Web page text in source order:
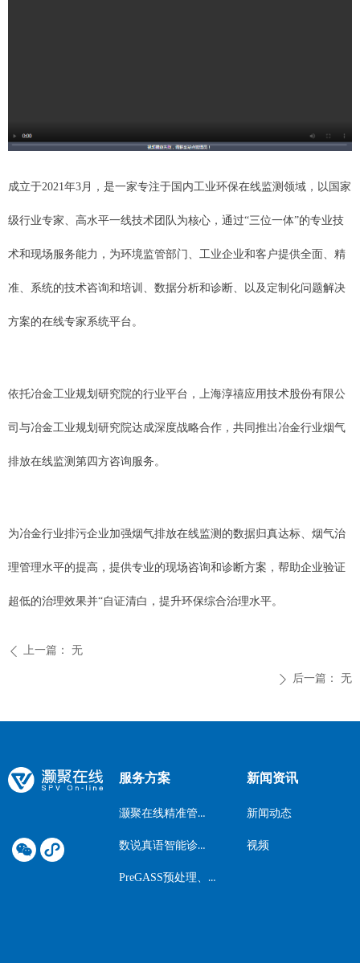
成立于2021年3月，是一家专注于国内工业环保在线监测领域，以国家
级行业专家、高水平一线技术团队为核心，通过“三位一体”的专业技
术和现场服务能力，为环境监管部门、工业企业和客户提供全面、精
准、系统的技术咨询和培训、数据分析和诊断、以及定制化问题解决
方案的在线专家系统平台。
依托冶金工业规划研究院的行业平台，上海淳禧应用技术股份有限公
司与冶金工业规划研究院达成深度战略合作，共同推出冶金行业烟气
排放在线监测第四方咨询服务。
为冶金行业排污企业加强烟气排放在线监测的数据归真达标、烟气治
理管理水平的提高，提供专业的现场咨询和诊断方案，帮助企业验证
超低的治理效果并“自证清白，提升环保综合治理水平。
ꄴ 上一篇： 无
ꄲ 后一篇： 无
服务方案
灏聚在线精准管理咨询
数说真语智能诊断软件
PreGASS预处理、深度检测系统
新闻动态
视频
新闻资讯